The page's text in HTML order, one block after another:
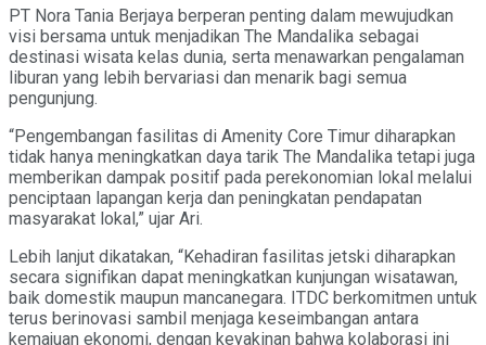
PT Nora Tania Berjaya berperan penting dalam mewujudkan
visi bersama untuk menjadikan The Mandalika sebagai
destinasi wisata kelas dunia, serta menawarkan pengalaman
liburan yang lebih bervariasi dan menarik bagi semua
pengunjung.
“Pengembangan fasilitas di Amenity Core Timur diharapkan
tidak hanya meningkatkan daya tarik The Mandalika tetapi juga
memberikan dampak positif pada perekonomian lokal melalui
penciptaan lapangan kerja dan peningkatan pendapatan
masyarakat lokal,” ujar Ari.
Lebih lanjut dikatakan, “Kehadiran fasilitas jetski diharapkan
secara signifikan dapat meningkatkan kunjungan wisatawan,
baik domestik maupun mancanegara. ITDC berkomitmen untuk
terus berinovasi sambil menjaga keseimbangan antara
kemajuan ekonomi, dengan keyakinan bahwa kolaborasi ini